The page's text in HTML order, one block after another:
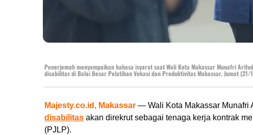
Penerjemah menyampaikan bahasa isyarat saat Wali Kota Makassar Munafri
disabilitas di Balai Besar Pelatihan Vokasi dan Produktivitas Makassar, Jumat
Majesty.co.id, Makassar — Wali Kota Makassar Munafri
disabilitas akan direkrut sebagai tenaga kerja kontrak
(PJLP).